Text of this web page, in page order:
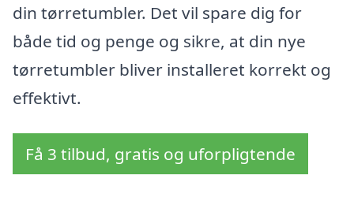
din tørretumbler. Det vil spare dig for
både tid og penge og sikre, at din nye
tørretumbler bliver installeret korrekt og
effektivt.
Få 3 tilbud, gratis og uforpligtende